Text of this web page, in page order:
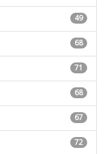
49
68
71
68
67
72